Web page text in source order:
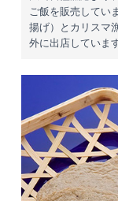
ご飯を販売してい
揚げ）とカリスマ
外に出店しています